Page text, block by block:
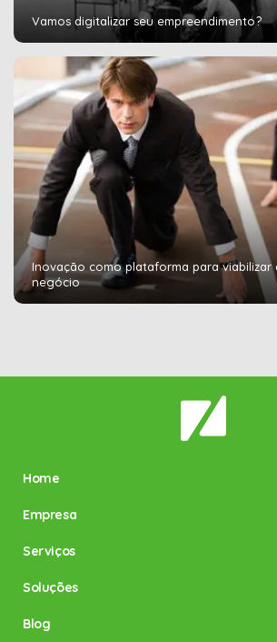
Vamos digitalizar seu empreendimento?
Inovação como plataforma para viabilizar
negócio
Home
Empresa
Serviços
Soluções
Blog